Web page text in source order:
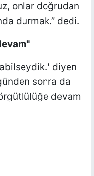
onlar doğrudan
durmak.” dedi.
diyen
sonra da
devam